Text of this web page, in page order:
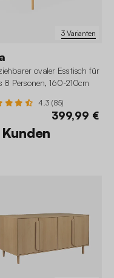
3 Varianten
ovaler Esstisch für
8 Personen, 160-210cm
4.3 (85)
399,99 €